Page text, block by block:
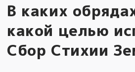
В каких
какой целью
Сбор Стихии